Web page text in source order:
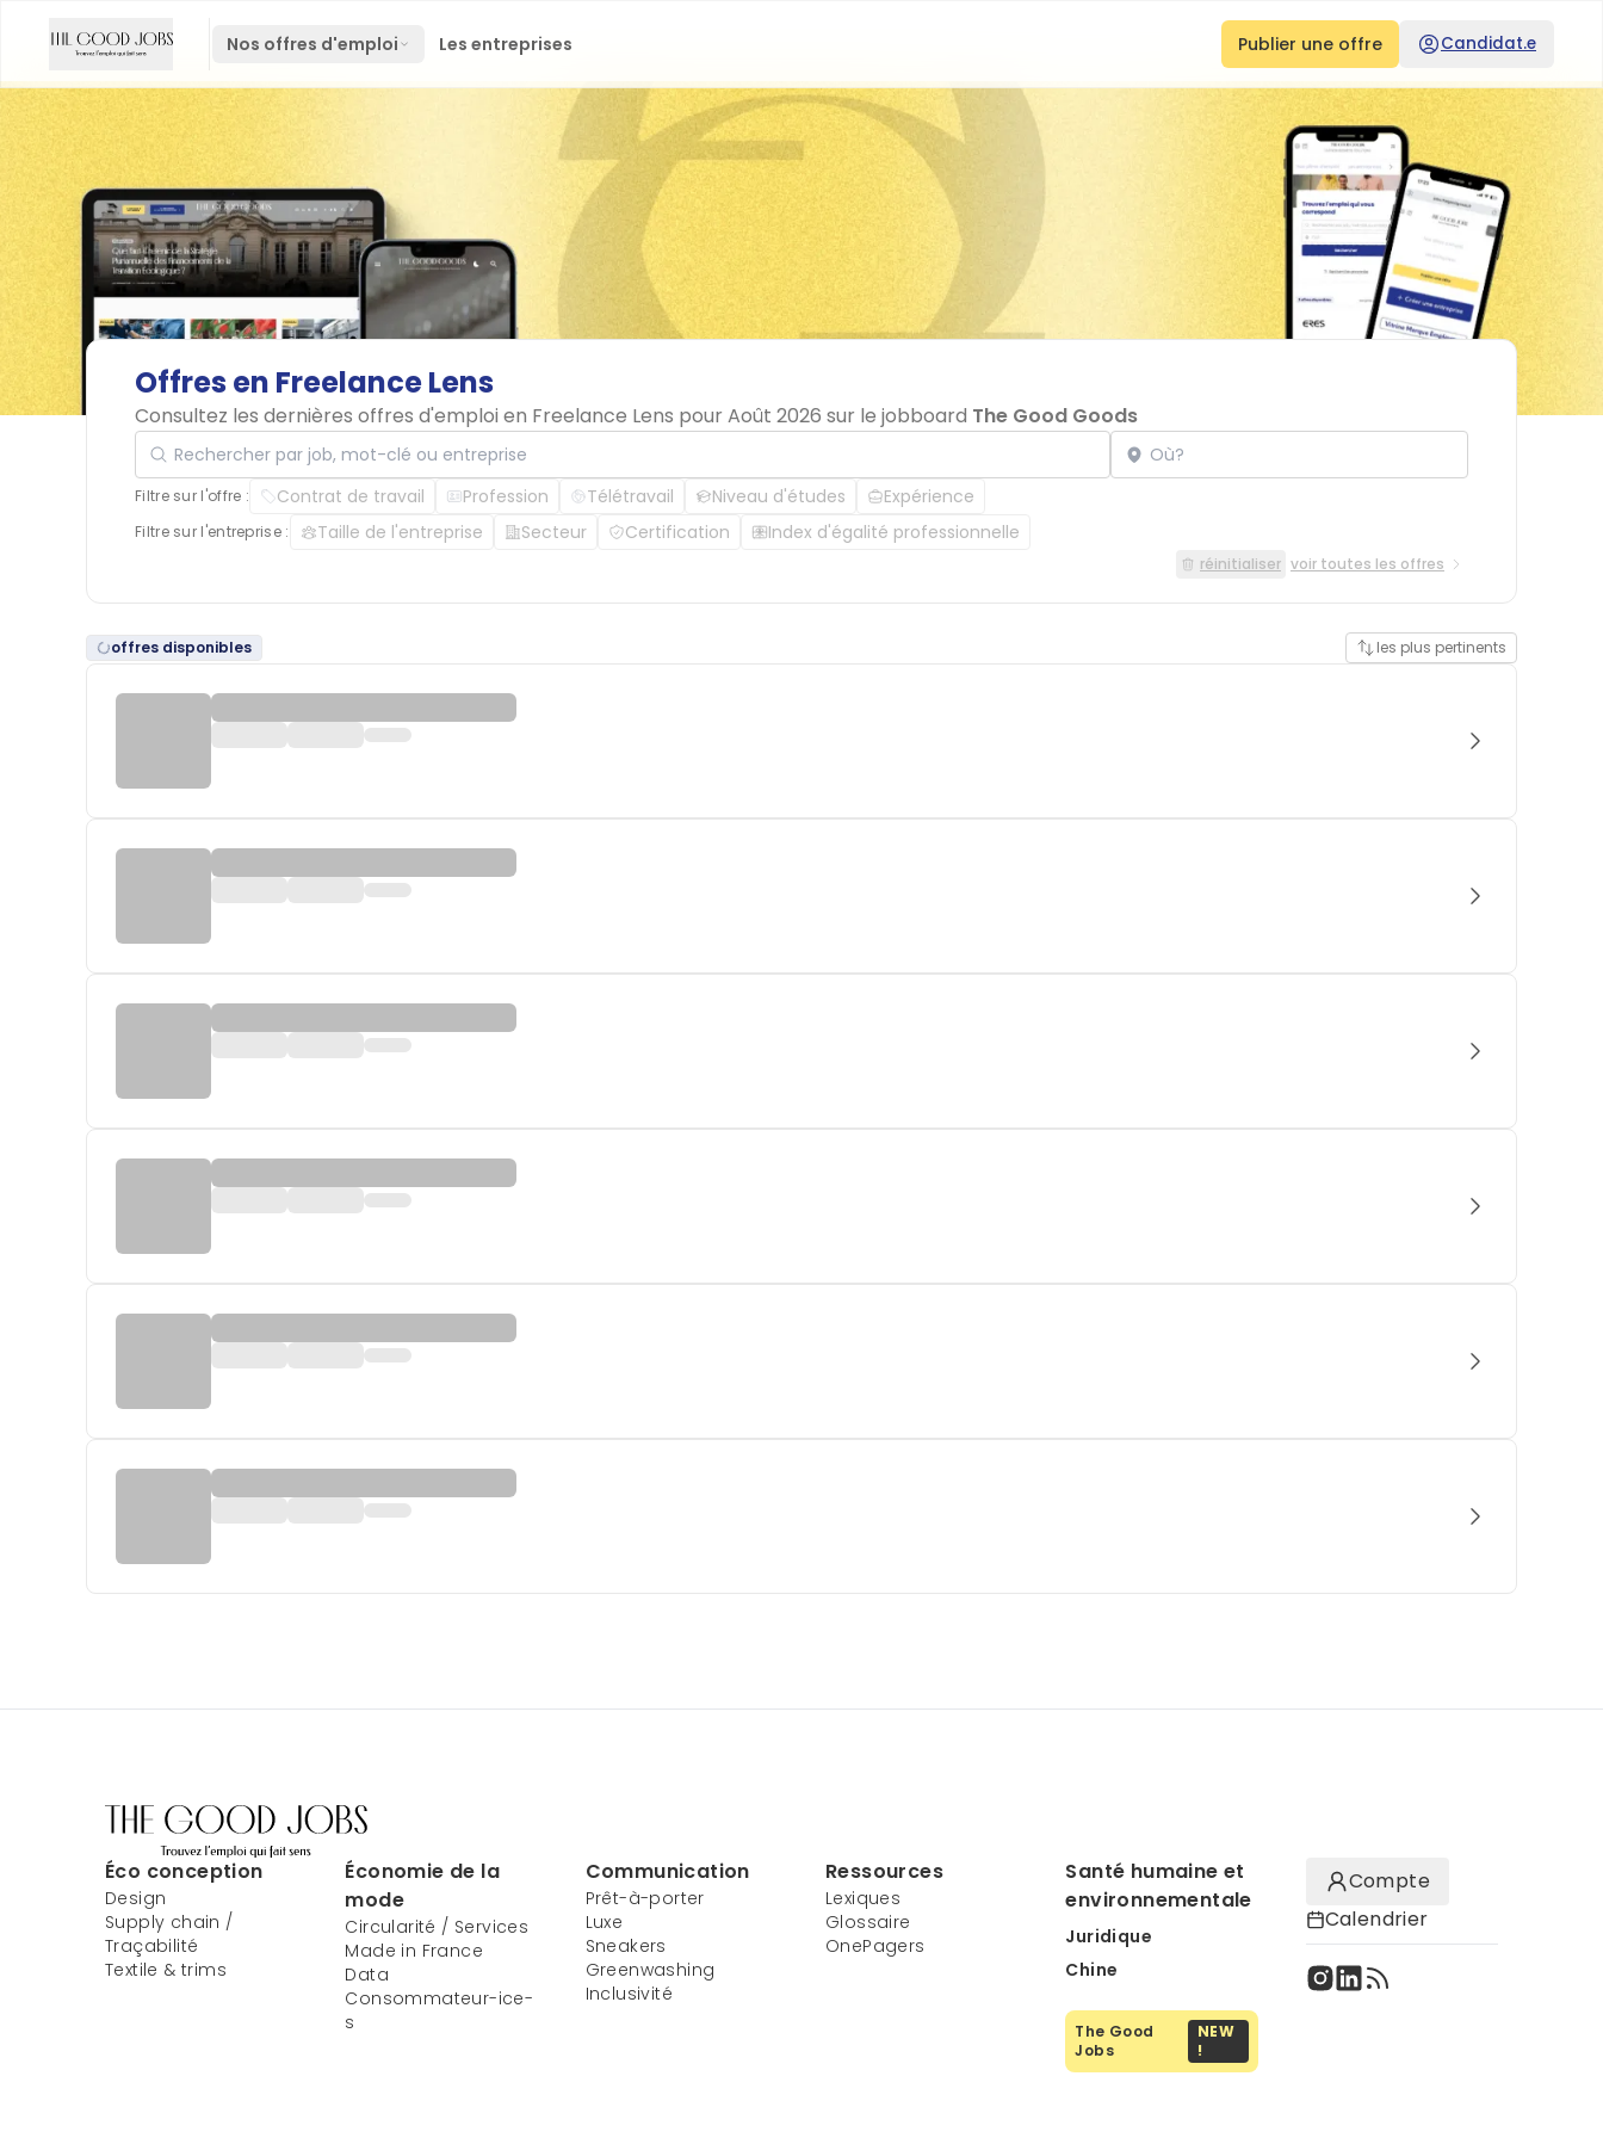
Nos offres d'emploi Les entreprises Publier une offre Candidat.e
Offres en FreelanceLens
Consultez les dernières offres d'emploi en Freelance Lens pour Août 2026 sur le jobboard The Good Goods
Rechercher par job, mot-clé ou entreprise Localisation
Filtre sur l'offre : Contrat de travail Profession Télétravail Niveau d'études Expérience
Filtre sur l'entreprise : Taille de l'entreprise Secteur Certification Index d'égalité professionnelle
réinitialiser voir toutes les offres
offres disponibles les plus pertinents
Éco conception
Design
Supply chain /
Traçabilité
Textile & trims
Économie de la
mode
Circularité / Services
Made in France
Data
Consommateur-ice-
s
Communication
Prêt-à-porter
Luxe
Sneakers
Greenwashing
Inclusivité
Ressources
Lexiques
Glossaire
OnePagers
Santé humaine et
environnementale
Juridique
Chine
The Good
Jobs
NEW
!
Compte
Calendrier